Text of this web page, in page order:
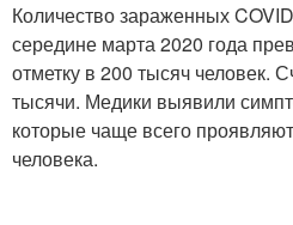
Количество зараженных
середине марта 2020 года
отметку в 200 тысяч человек.
тысячи. Медики выявили
которые чаще всего
человека.